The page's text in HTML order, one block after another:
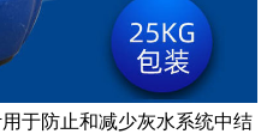
于防止和减少灰水系统中结